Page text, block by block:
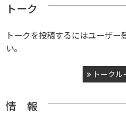
トーク
トークを投稿するにはユーザ
い。
トークル
情 報